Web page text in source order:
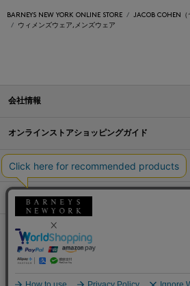
BARNEYS NEW YORK ONLINE STORE
JACOB COHEN（
ウィメンズウェア,メンズウェア
会社情報
オンラインストアショッピングガイド
店舗情報
サービス